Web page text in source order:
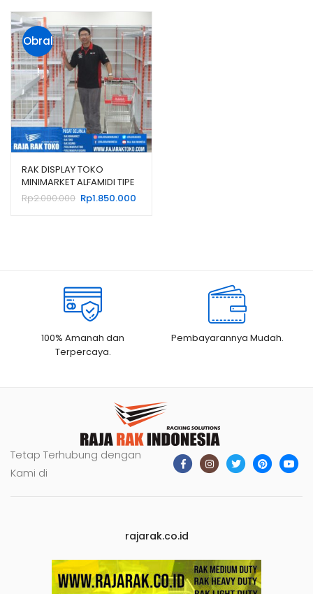
Obral
!
RAK DISPLAY TOKO
MINIMARKET ALFAMIDI TIPE
RR-18 RAJARAK
Rp2.000.000 Harga
Rp1.850.000
100% Amanah dan
Terpercaya.
Pembayarannya Mudah.
Tetap Terhubung dengan
Kami di
rajarak.co.id